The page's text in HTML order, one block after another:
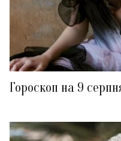
Гороскоп на 9